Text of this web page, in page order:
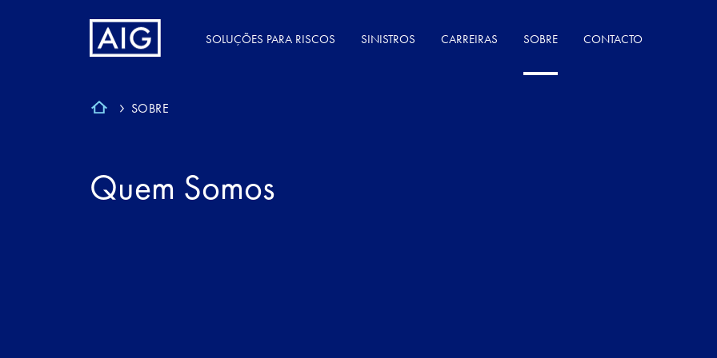
SOLUÇÕES PARA RISCOS SINISTROS CARREIRAS SOBRE CONTACTO
SOBRE
Quem Somos